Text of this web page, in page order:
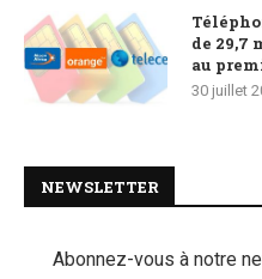
de 29,7
au
30 juillet
NEWSLETTER
Abonnez-vous à notre